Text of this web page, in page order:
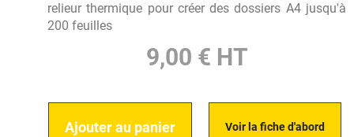
relieur thermique pour créer des dossiers A4 jusqu'à
200 feuilles
9,00 € HT
Ajouter au panier Voir la fiche d'abord